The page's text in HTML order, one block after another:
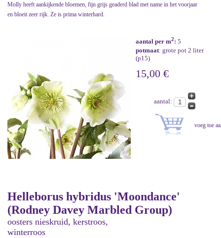
Molly heeft aankijkende bloemen, fijn grijs geaderd blad met name in het voorjaar
en bloeit zeer rijk. Ze is prima winterhard.
aantal per m2: 5
potmaat: grote pot 2 liter
(p15)
15,00 €
aantal:
Helleborus hybridus 'Moondance'
(Rodney Davey Marbled Group)
oosters nieskruid, kerstroos,
winterroos